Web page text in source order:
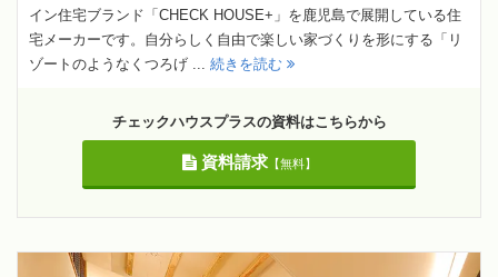
イン住宅ブランド「CHECK HOUSE+」を鹿児島で展開している住
宅メーカーです。自分らしく自由で楽しい家づくりを形にする「リ
ゾートのようなくつろげ ... 続きを読む
チェックハウスプラスの資料はこちらから
資料請求【無料】